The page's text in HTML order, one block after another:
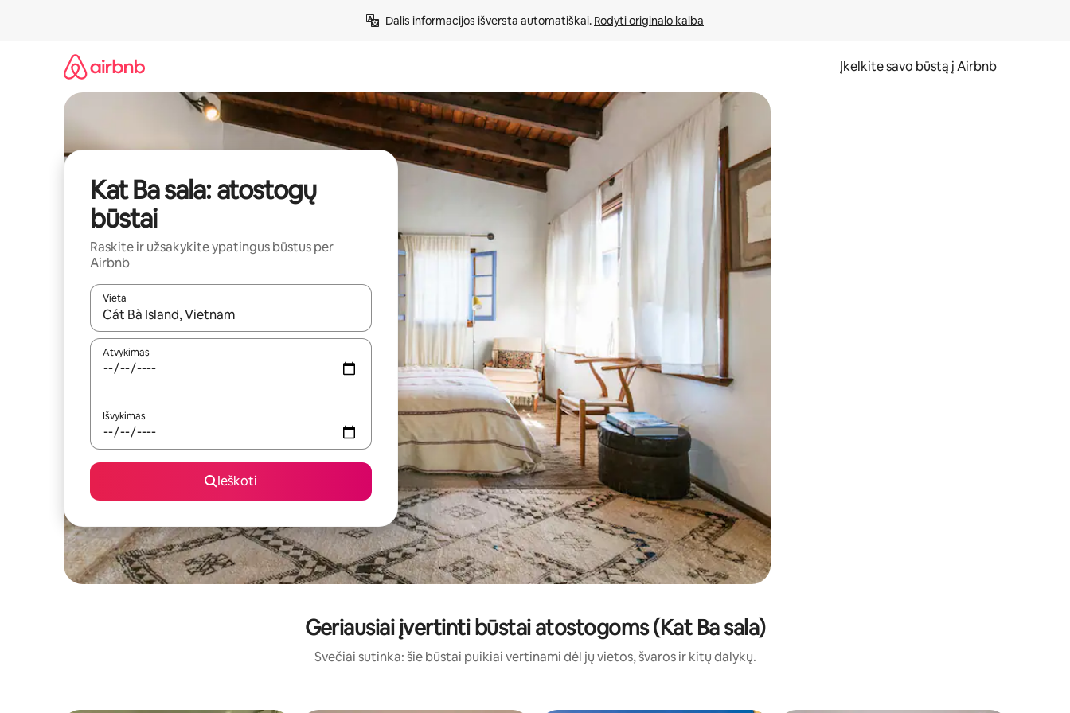
Dalis informacijos išversta automatiškai. Rodyti originalo kalba
Įkelkite savo būstą į Airbnb
Kat Ba sala: atostogų
būstai
Raskite ir užsakykite ypatingus būstus per
Airbnb
Vieta
Kai pasirodys paieškos rezultatai, juos naršyti galite naudodami rodykles aukštyn ir žemyn arba liesdami ir braukdami per ekraną.
Atvykimas
Išvykimas
Ieškoti
Geriausiai įvertinti būstai atostogoms (Kat Ba sala)
Svečiai sutinka: šie būstai puikiai vertinami dėl jų vietos, švaros ir kitų dalykų.